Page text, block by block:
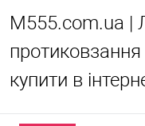
M555.com.ua |
купити в